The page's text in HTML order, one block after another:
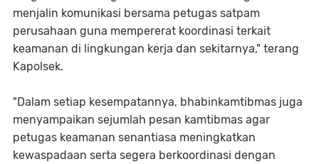
menjalin komunikasi bersama petugas satpam
perusahaan guna mempererat koordinasi terkait
keamanan di lingkungan kerja dan sekitarnya," terang
Kapolsek.
"Dalam setiap kesempatannya, bhabinkamtibmas juga
menyampaikan sejumlah pesan kamtibmas agar
petugas keamanan senantiasa meningkatkan
kewaspadaan serta segera berkoordinasi dengan